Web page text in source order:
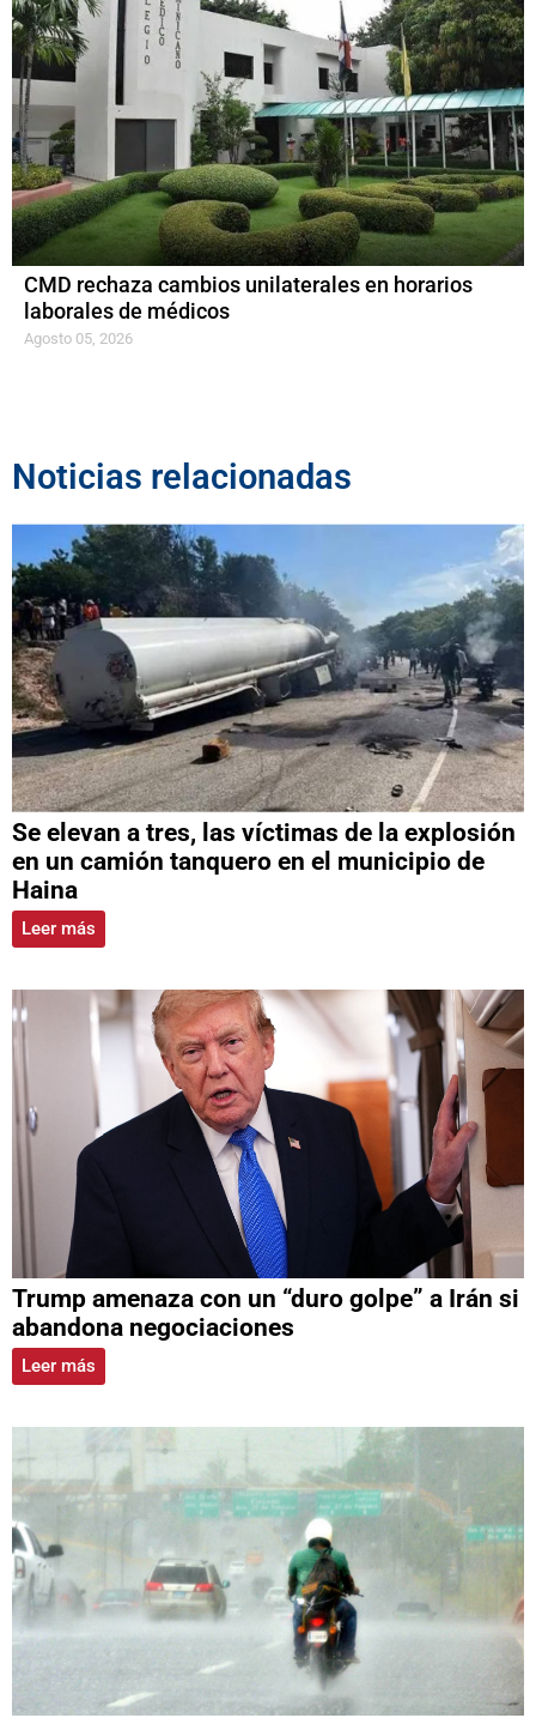
CMD rechaza cambios unilaterales en horarios
laborales de médicos
Agosto 05, 2026
Noticias relacionadas
Se elevan a tres, las víctimas de la explosión
en un camión tanquero en el municipio de
Haina
Leer más
Trump amenaza con un “duro golpe” a Irán si
abandona negociaciones
Leer más